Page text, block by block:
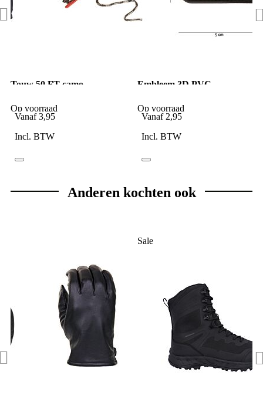
Touw 50 FT camo
Op voorraad
Vanaf 3,95
Incl. BTW
Embleem 3D PVC
Op voorraad
Vanaf 2,95
Incl. BTW
Anderen kochten ook
Sale